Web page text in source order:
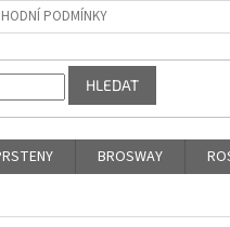
PODMÍNKY
HLEDAT
BROSWAY